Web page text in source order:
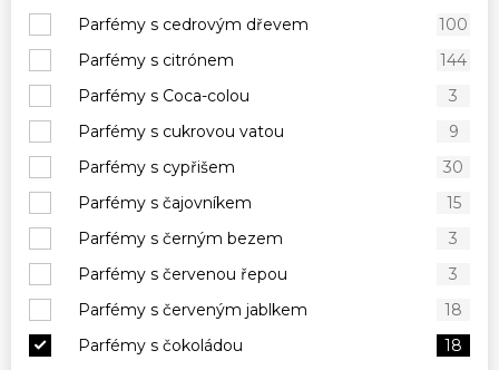
Parfémy s cedrovým dřevem
100
Parfémy s citrónem
144
Parfémy s Coca-colou
3
Parfémy s cukrovou vatou
9
Parfémy s cypřišem
30
Parfémy s čajovníkem
15
Parfémy s černým bezem
3
Parfémy s červenou řepou
3
Parfémy s červeným jablkem
18
Parfémy s čokoládou
18